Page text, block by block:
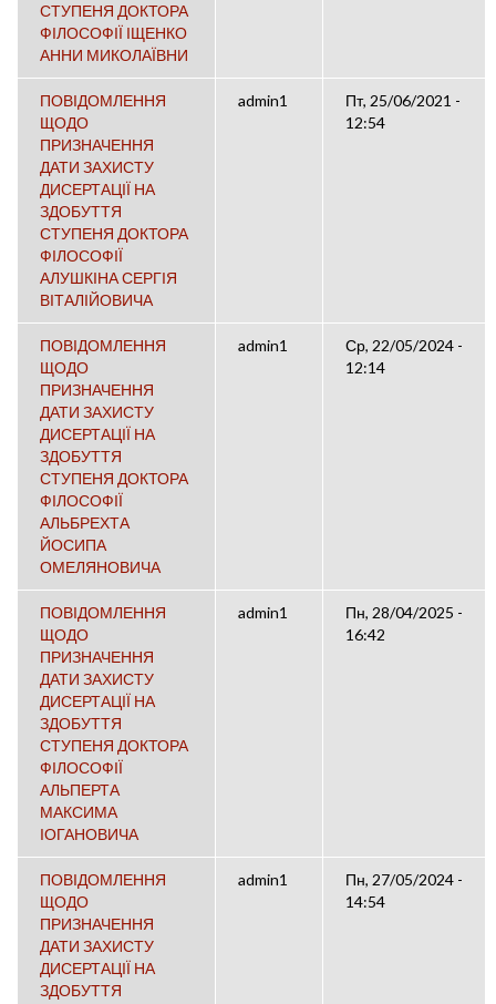
СТУПЕНЯ ДОКТОРА
ФІЛОСОФІЇ ІЩЕНКО
АННИ МИКОЛАЇВНИ
ПОВІДОМЛЕННЯ
ЩОДО
ПРИЗНАЧЕННЯ
ДАТИ ЗАХИСТУ
ДИСЕРТАЦІЇ НА
ЗДОБУТТЯ
СТУПЕНЯ ДОКТОРА
ФІЛОСОФІЇ
АЛУШКІНА СЕРГІЯ
ВІТАЛІЙОВИЧА
admin1
Пт, 25/06/2021 -
12:54
ПОВІДОМЛЕННЯ
ЩОДО
ПРИЗНАЧЕННЯ
ДАТИ ЗАХИСТУ
ДИСЕРТАЦІЇ НА
ЗДОБУТТЯ
СТУПЕНЯ ДОКТОРА
ФІЛОСОФІЇ
АЛЬБРЕХТА
ЙОСИПА
ОМЕЛЯНОВИЧА
admin1
Ср, 22/05/2024 -
12:14
ПОВІДОМЛЕННЯ
ЩОДО
ПРИЗНАЧЕННЯ
ДАТИ ЗАХИСТУ
ДИСЕРТАЦІЇ НА
ЗДОБУТТЯ
СТУПЕНЯ ДОКТОРА
ФІЛОСОФІЇ
АЛЬПЕРТА
МАКСИМА
ІОГАНОВИЧА
admin1
Пн, 28/04/2025 -
16:42
ПОВІДОМЛЕННЯ
ЩОДО
ПРИЗНАЧЕННЯ
ДАТИ ЗАХИСТУ
ДИСЕРТАЦІЇ НА
ЗДОБУТТЯ
admin1
Пн, 27/05/2024 -
14:54